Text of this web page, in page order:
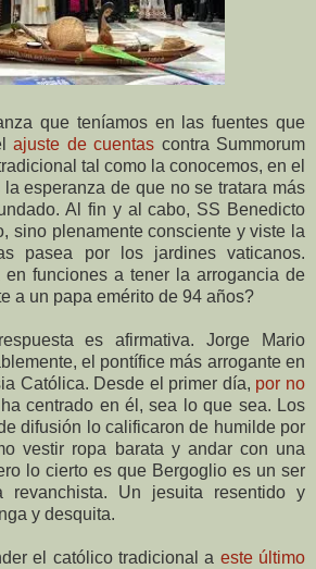
que teníamos en las fuentes que
ajuste de cuentas contra Summorum
tal como la conocemos, en el
esperanza de que no se tratara más
Al fin y al cabo, SS Benedicto
sino plenamente consciente y viste la
pasea por los jardines vaticanos.
funciones a tener la arrogancia de
a un papa emérito de 94 años?
es afirmativa. Jorge Mario
el pontífice más arrogante en
Católica. Desde el primer día, por no
centrado en él, sea lo que sea. Los
difusión lo calificaron de humilde por
vestir ropa barata y andar con una
lo cierto es que Bergoglio es un ser
revanchista. Un jesuita resentido y
y desquita.
el católico tradicional a este último